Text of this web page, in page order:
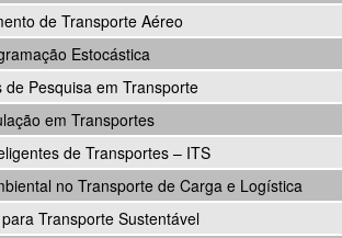
de Transporte Aéreo
Estocástica
de Pesquisa em Transporte
em Transportes
de Transportes – ITS
no Transporte de Carga e Logística
Transporte Sustentável